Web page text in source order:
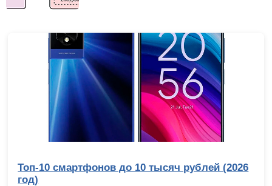
Топ-10 смартфонов до 10 тысяч рублей (2026
год)